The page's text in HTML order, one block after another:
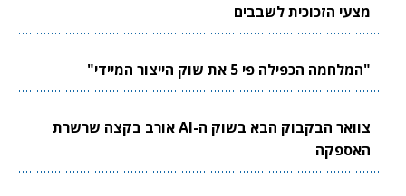
מצעי הזכוכית לשבבים
"המלחמה הכפילה פי 5 את שוק הייצור המיידי"
צוואר הבקבוק הבא בשוק ה-AI אורב בקצה שרשרת
האספקה